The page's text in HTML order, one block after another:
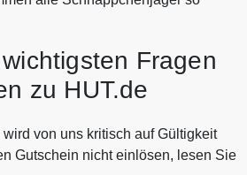
Fragen
zu HUT.de
von uns kritisch auf Gültigkeit
Gutschein nicht einlösen, lesen Sie